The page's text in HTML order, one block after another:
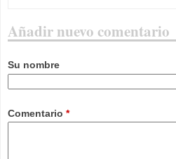
Añadir nuevo comentario
Su nombre
Comentario *